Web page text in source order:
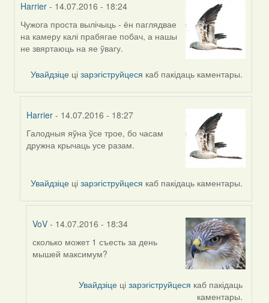
Harrier - 14.07.2016 - 18:24
In
reply
to
Жанна
(госць)
Чужога проста вылічыць - ён паглядвае
на камеру калі прабягае побач, а нашы
не звяртаюць на яе ўвагу.
Увайдзіце цізарэгіструйцеся каб пакідаць каментары.
Harrier - 14.07.2016 - 18:27
In
reply
Harrier
Галодныя яўна ўсе трое, бо часам
дружна крычаць усе разам.
Увайдзіце цізарэгіструйцеся каб пакідаць каментары.
VoV- 14.07.2016 - 18:34
In
reply
сколько может 1 съесть за день
мышей максимум?
Увайдзіце цізарэгіструйцеся каб пакідаць
каментары.